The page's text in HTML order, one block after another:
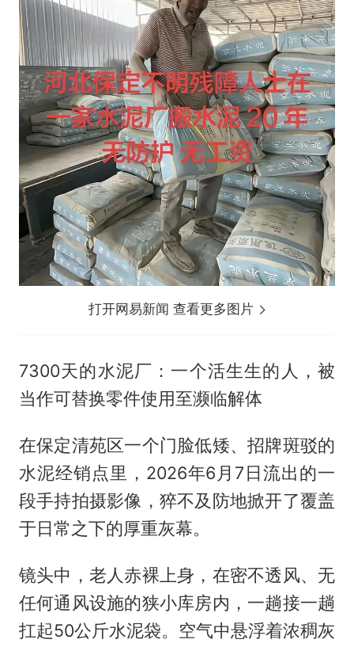
打开网易新闻 查看更多图片
7300天的水泥厂：一个活生生的人，被
当作可替换零件使用至濒临解体
在保定清苑区一个门脸低矮、招牌斑驳的
水泥经销点里，2026年6月7日流出的一
段手持拍摄影像，猝不及防地掀开了覆盖
于日常之下的厚重灰幕。
镜头中，老人赤裸上身，在密不透风、无
任何通风设施的狭小库房内，一趟接一趟
扛起50公斤水泥袋。空气中悬浮着浓稠灰